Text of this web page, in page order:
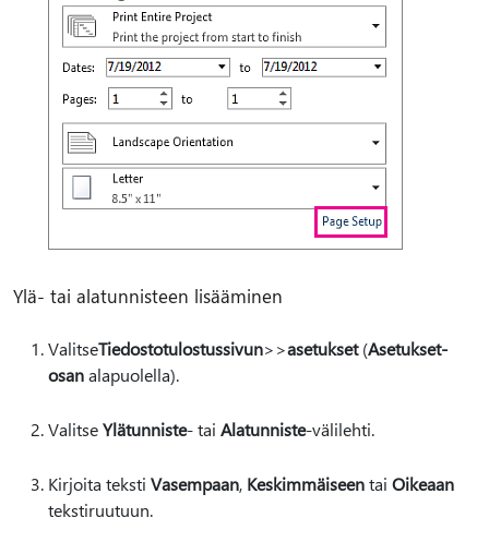
Ylä- tai alatunnisteen lisääminen
ValitseTiedostotulostussivun>>asetukset(Asetukset-
osanalapuolella).
ValitseYlätunniste- tai Alatunniste-välilehti.
Kirjoita teksti Vasempaan, Keskimmäiseentai Oikeaan
tekstiruutuun.